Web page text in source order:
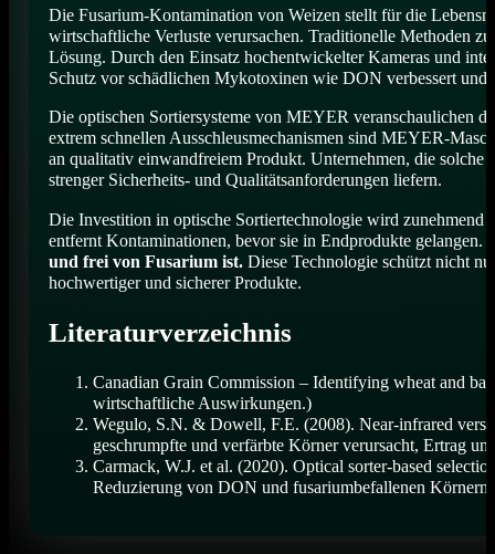
Die Fusarium-Kontamination von Weizen stellt für die
wirtschaftliche Verluste verursachen. Traditionelle Methoden
Lösung. Durch den Einsatz hochentwickelter Kameras und
Schutz vor schädlichen Mykotoxinen wie DON verbessert und
Die optischen Sortiersysteme von MEYER veranschaulichen
extrem schnellen Ausschleusmechanismen sind MEYER-
an qualitativ einwandfreiem Produkt. Unternehmen, die solche
strenger Sicherheits- und Qualitätsanforderungen liefern.
Die Investition in optische Sortiertechnologie wird
entfernt Kontaminationen, bevor sie in Endprodukte
und frei von Fusarium ist.Diese Technologie schützt nicht
hochwertiger und sicherer Produkte.
Literaturverzeichnis
Canadian Grain Commission – Identifying wheat and
wirtschaftliche Auswirkungen.)
Wegulo, S.N. & Dowell, F.E. (2008). Near-infrared
geschrumpfte und verfärbte Körner verursacht, Ertrag
Carmack, W.J. et al. (2020). Optical sorter-based
Reduzierung von DON und fusariumbefallenen